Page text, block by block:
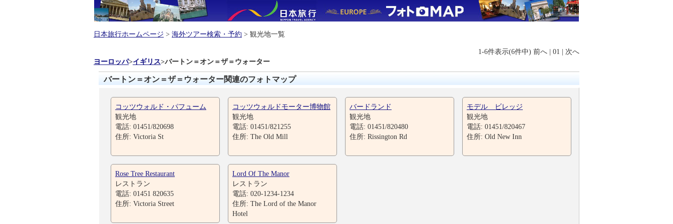
日本旅行ホームページ > 海外ツアー検索・予約 > 観光地一覧
1-6件表示(6件中) 前へ | 01 | 次へ
ヨーロッパ>イギリス>バートン＝オン＝ザ＝ウォーター
バートン＝オン＝ザ＝ウォーター関連のフォトマップ
コッツウォルド・パフューム
観光地
電話: 01451/820698
住所: Victoria St
コッツウォルドモーター博物館
観光地
電話: 01451/821255
住所: The Old Mill
バードランド
観光地
電話: 01451/820480
住所: Rissington Rd
モデル ビレッジ
観光地
電話: 01451/820467
住所: Old New Inn
Rose Tree Restaurant
レストラン
電話: 01451 820635
住所: Victoria Street
Lord Of The Manor
レストラン
電話: 020-1234-1234
住所: The Lord of the Manor
Hotel